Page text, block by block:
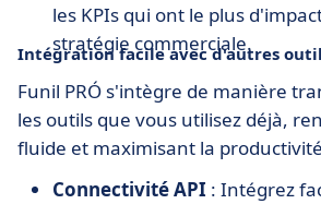
les KPIs qui ont le plus
stratégie commerciale.
Intégration facile avec d'autres
Funil PRÓ s'intègre de manière
les outils que vous utilisez déjà,
fluide et maximisant la
Connectivité API : Intégrez